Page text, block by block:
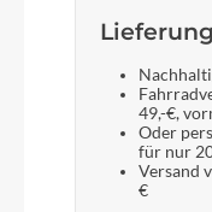
Lieferung
49,-€,
Oder
für nur
Versand
€